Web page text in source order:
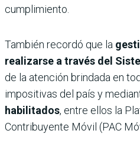
cumplimiento.
También recordó que la
realizarse a través del
de la atención brindada en
impositivas del país y
habilitados, entre ellos la
Contribuyente Móvil (PAC